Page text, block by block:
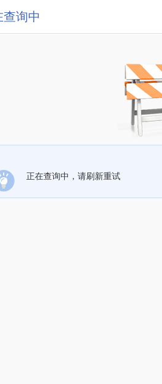
查询中
正在查询中，请刷新重试